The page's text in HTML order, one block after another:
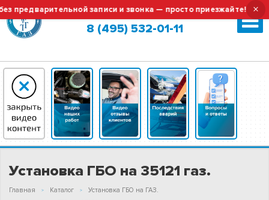
записи и звонка — просто приезжайте! ×
Москва (сменить город?)
8 (495) 532-01-11
Установка ГБО на 35121 газ.
Главная Каталог
Установка ГБО на ГАЗ.